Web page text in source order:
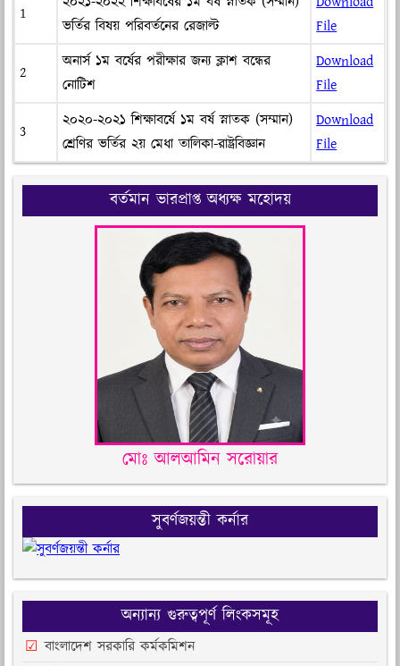
1
ভর্তির বিষয় পরিবর্তনের রেজাল্ট
File
2
অনার্স ১ম বর্ষের পরীক্ষার জন্য ক্লাশ বন্ধের
নোটিশ
Download
File
3
২০২০-২০২১ শিক্ষাবর্ষে ১ম বর্ষ স্নাতক (সম্মান)
শ্রেণির ভর্তির ২য় মেধা তালিকা-রাষ্ট্রবিজ্ঞান
Download
File
বর্তমান ভারপ্রাপ্ত অধ্যক্ষ মহোদয়
মোঃ আলআমিন সরোয়ার
সুবর্ণজয়ন্তী কর্নার
অন্যান্য গুরুত্বপূর্ণ লিংকসমূহ
বাংলাদেশ সরকারি কর্মকমিশন